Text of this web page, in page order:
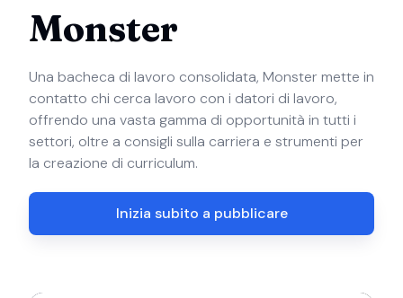
Monster
Una bacheca di lavoro consolidata, Monster mette in
contatto chi cerca lavoro con i datori di lavoro,
offrendo una vasta gamma di opportunità in tutti i
settori, oltre a consigli sulla carriera e strumenti per
la creazione di curriculum.
Inizia subito a pubblicare